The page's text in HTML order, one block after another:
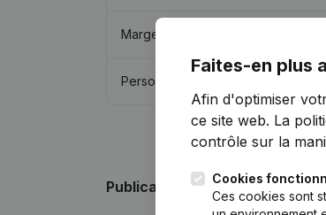
Marge brute
Personnel
Publicationsde Oevers
Faites-en plus
Afin d'optimiser
ce site web. La
contrôle sur la
Cookies
Ces cookies sont